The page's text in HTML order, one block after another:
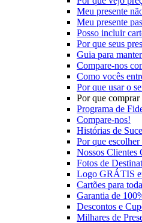
Meu presente
Meu presente
Posso incluir
Por que seus
Guia para
Compare-nos
Como vocês
Por que usar o
Por que comprar
Programa de
Compare-nos!
Histórias de
Por que escolher
Nossos Clientes
Fotos de
Logo GRÁTIS
Cartões para
Garantia de
Descontos e
Milhares de